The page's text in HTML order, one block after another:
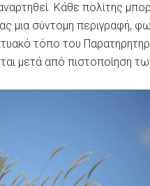
Κάθε πολίτης
μια σύντομη περιγραφή,
τόπο του
μετά από